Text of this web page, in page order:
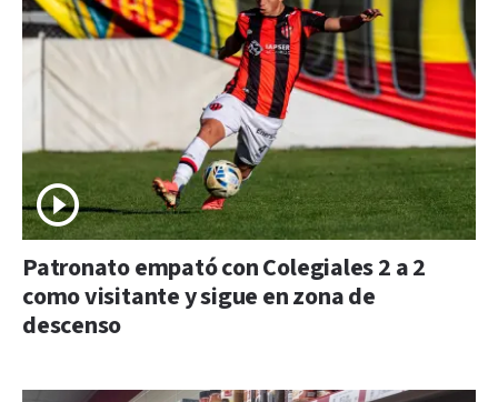
Patronato empató con Colegiales 2 a 2
como visitante y sigue en zona de
descenso